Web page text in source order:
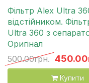
Фільтр Alex Ultra
відстійником.
Ultra 360 з
Оригінал
500.00грн.
Купити